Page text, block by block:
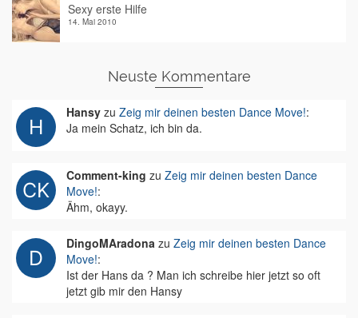
Sexy erste Hilfe
14. Mai 2010
Neuste Kommentare
Hansy zu Zeig mir deinen besten Dance Move!:
Ja mein Schatz, ich bin da.
Comment-king zu Zeig mir deinen besten Dance
Move!:
Ähm, okayy.
DingoMAradona zu Zeig mir deinen besten Dance
Move!:
Ist der Hans da ? Man ich schreibe hier jetzt so oft
jetzt gib mir den Hansy